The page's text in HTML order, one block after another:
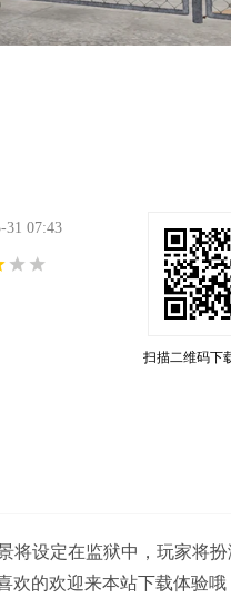
31 07:43
扫描二维码下
将设定在监狱中，玩家将
的欢迎来本站下载体验哦